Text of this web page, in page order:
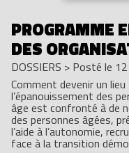
PROGRAMME
DES
DOSSIERS > Posté le
Comment devenir un
l’épanouissement des
âge est confronté à de
des personnes âgées,
l’aide à l’autonomie,
face à la transition